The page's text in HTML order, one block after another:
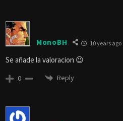
MonoBH 10 years ago
Se añade la valoracion 😉
0 Reply